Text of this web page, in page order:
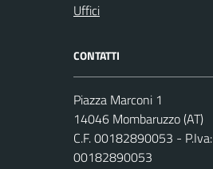
Uffici
CONTATTI
Piazza Marconi 1
14046 Mombaruzzo (AT)
C.F. 00182890053 - P.Iva:
00182890053